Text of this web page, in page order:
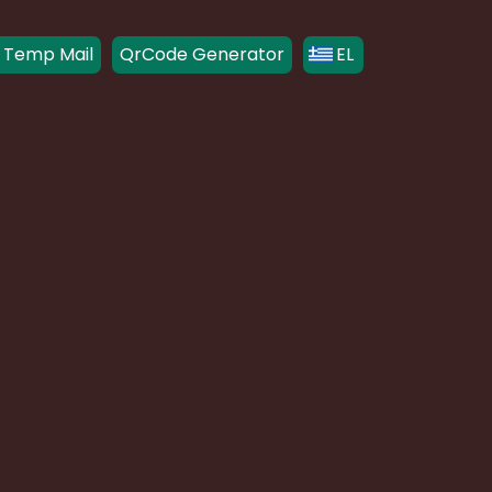
Temp Mail QrCode Generator EL